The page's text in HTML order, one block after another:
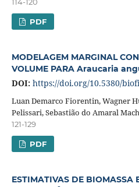
114-120
PDF
MODELAGEM MARGINAL
VOLUME PARA Araucaria
DOI: https://doi.org/10.5380/
Luan Demarco Fiorentin, Wagner
Pelissari, Sebastião do Amaral
121-129
PDF
ESTIMATIVAS DE BIOMASSA